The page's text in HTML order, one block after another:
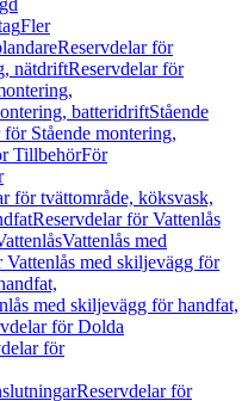
Fler
Reservdelar för
nätdriftReservdelar för
batteridriftStående
för Stående montering,
TillbehörFör
för tvättområde, köksvask,
Reservdelar för Vattenlås
Vattenlås med
Vattenlås med skiljevägg för
med skiljevägg för handfat,
för Dolda
för
Reservdelar för